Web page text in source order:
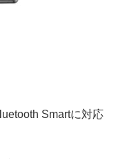
Smartに対応